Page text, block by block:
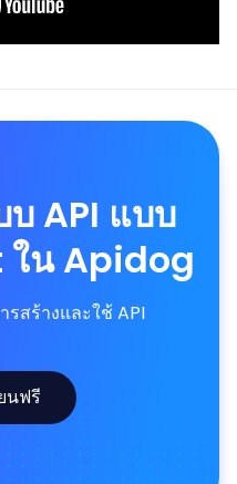
API แบบ
น Apidog
สร้างและใช้ API
นฟรี